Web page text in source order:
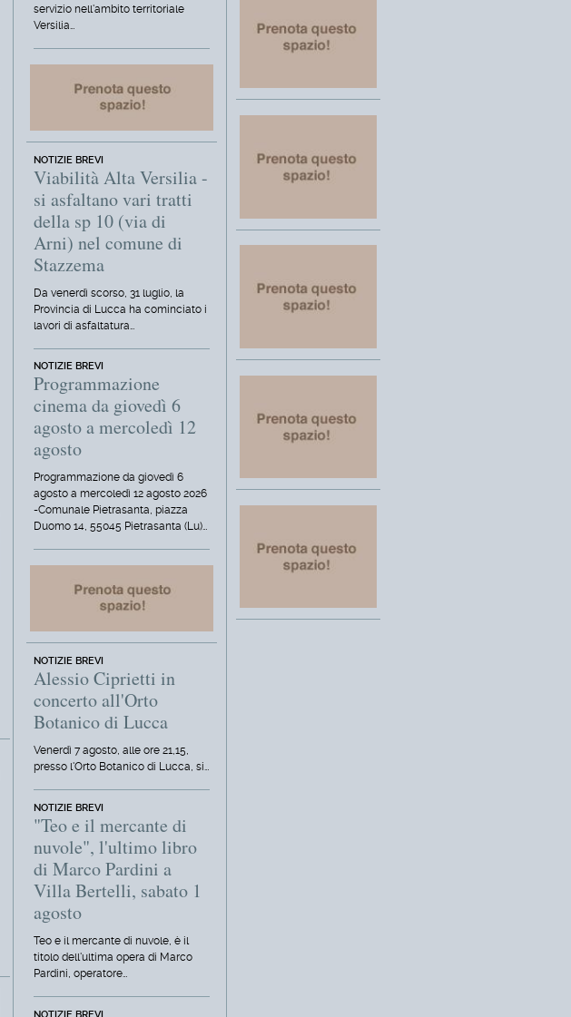
servizio nell'ambito territoriale
Versilia…
NOTIZIE BREVI
Viabilità Alta Versilia -
si asfaltano vari tratti
della sp 10 (via di
Arni) nel comune di
Stazzema
Da venerdì scorso, 31 luglio, la
Provincia di Lucca ha cominciato i
lavori di asfaltatura…
NOTIZIE BREVI
Programmazione
cinema da giovedì 6
agosto a mercoledì 12
agosto
Programmazione da giovedì 6
agosto a mercoledì 12 agosto 2026
-Comunale Pietrasanta, piazza
Duomo 14, 55045 Pietrasanta (Lu)…
NOTIZIE BREVI
Alessio Ciprietti in
concerto all'Orto
Botanico di Lucca
Venerdì 7 agosto, alle ore 21,15,
presso l'Orto Botanico di Lucca, si…
NOTIZIE BREVI
"Teo e il mercante di
nuvole", l'ultimo libro
di Marco Pardini a
Villa Bertelli, sabato 1
agosto
Teo e il mercante di nuvole, è il
titolo dell'ultima opera di Marco
Pardini, operatore…
NOTIZIE BREVI